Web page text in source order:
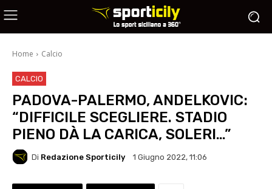
Home Calcio
CALCIO
PADOVA-PALERMO, ANDELKOVIC:
“DIFFICILE SCEGLIERE. STADIO
PIENO DÀ LA CARICA, SOLERI…”
Di Redazione Sporticily 1 Giugno 2022, 11:06